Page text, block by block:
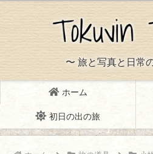
〜 旅と写真と日常
ホーム
初日の出の旅